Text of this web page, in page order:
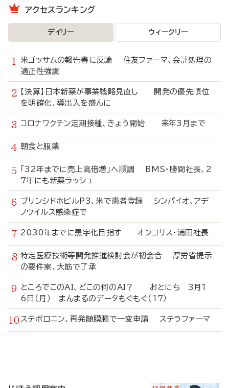
アクセスランキング
デイリー ウィークリー
米ゴッサムの報告書に反論 住友ファーマ、会計処理の
適正性強調
【決算】日本新薬が事業戦略見直し 開発の優先順位
を明確化、導出入を盛んに
コロナワクチン定期接種、きょう開始 来年3月まで
朝食と服薬
「32年までに売上高倍増」へ順調 BMS・勝間社長、2
7年にも新薬ラッシュ
ブリンシドホビルP3、米で患者登録 シンバイオ、アデ
ノウイルス感染症で
2030年までに黒字化目指す オンコリス・浦田社長
特定医療技術等開発推進検討会が初会合 厚労省提示
の要件案、大筋で了承
ところでこのAI、どこの何のAI？ おとにち 3月1
6日（月） まんまるのデータもぐもぐ（17）
ステボロニン、再発髄膜腫で一変申請 ステラファーマ